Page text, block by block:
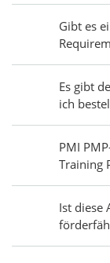
Gibt es
Es gibt
ich
PMI
Training
Ist diese